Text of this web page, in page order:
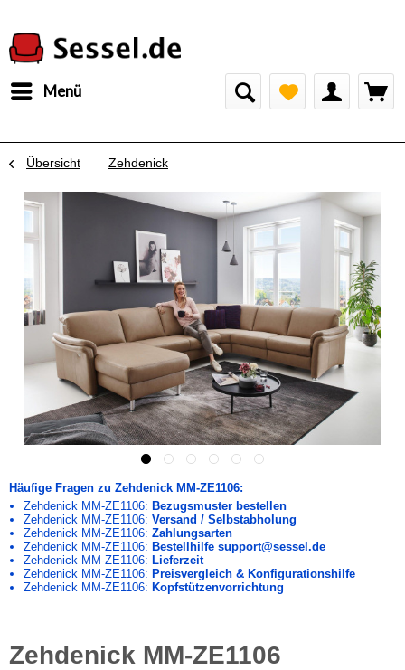
Menü
Übersicht Zehdenick
Häufige Fragen zu Zehdenick MM-ZE1106:
Zehdenick MM-ZE1106: Bezugsmuster bestellen
Zehdenick MM-ZE1106: Versand / Selbstabholung
Zehdenick MM-ZE1106: Zahlungsarten
Zehdenick MM-ZE1106: Bestellhilfe support@sessel.de
Zehdenick MM-ZE1106: Lieferzeit
Zehdenick MM-ZE1106: Preisvergleich & Konfigurationshilfe
Zehdenick MM-ZE1106: Kopfstützenvorrichtung
Zehdenick MM-ZE1106